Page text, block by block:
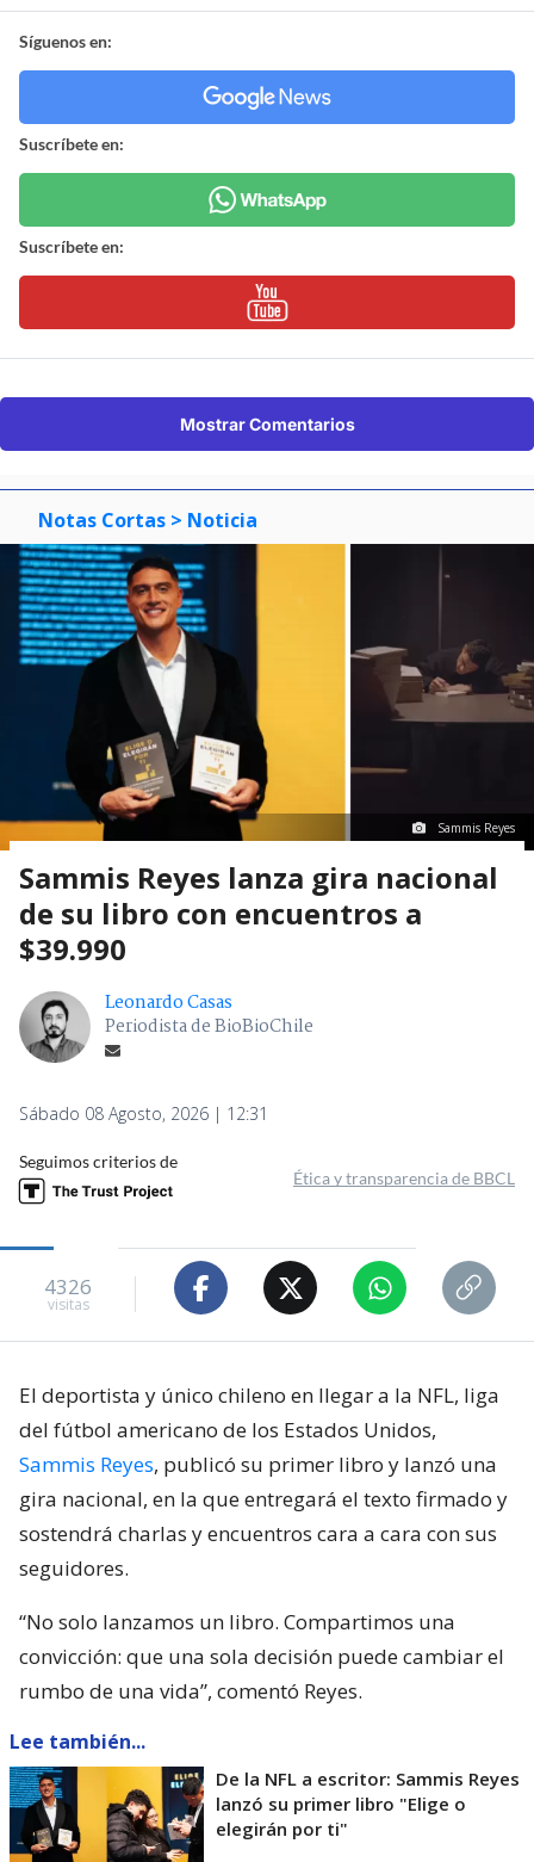
Síguenos en:
Suscríbete en:
Suscríbete en:
Mostrar Comentarios
Notas Cortas > Noticia
Sammis Reyes
Sammis Reyes lanza gira nacional
de su libro con encuentros a
$39.990
Leonardo Casas
Periodista de BioBioChile
Sábado 08 Agosto, 2026 | 12:31
Seguimos criterios de
Ética y transparencia de BBCL
4326
visitas
El deportista y único chileno en llegar a la NFL, liga
del fútbol americano de los Estados Unidos,
Sammis Reyes, publicó su primer libro y lanzó una
gira nacional, en la que entregará el texto firmado y
sostendrá charlas y encuentros cara a cara con sus
seguidores.
“No solo lanzamos un libro. Compartimos una
convicción: que una sola decisión puede cambiar el
rumbo de una vida”, comentó Reyes.
Lee también...
De la NFL a escritor: Sammis Reyes
lanzó su primer libro "Elige o
elegirán por ti"